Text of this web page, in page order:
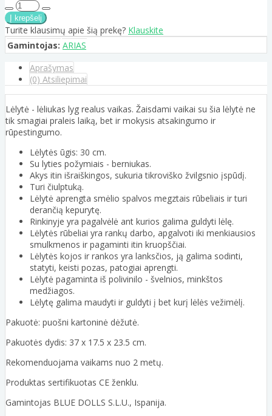
Turite klausimų apie šią prekę? Klauskite
Gamintojas: ARIAS
Aprašymas
(0) Atsiliepimai
Lėlytė - lėliukas lyg realus vaikas. Žaisdami vaikai su šia lėlytė ne
tik smagiai praleis laiką, bet ir mokysis atsakingumo ir
rūpestingumo.
Lėlytės ūgis: 30 cm.
Su lyties požymiais - berniukas.
Akys itin išraiškingos, sukuria tikroviško žvilgsnio įspūdį.
Turi čiulptuką.
Lėlytė aprengta smėlio spalvos megztais rūbeliais ir turi
derančią kepurytę.
Rinkinyje yra pagalvėlė ant kurios galima guldyti lėlę.
Lėlytės rūbeliai yra rankų darbo, apgalvoti iki menkiausios
smulkmenos ir pagaminti itin kruopščiai.
Lėlytės kojos ir rankos yra lanksčios, ją galima sodinti,
statyti, keisti pozas, patogiai aprengti.
Lėlytė pagaminta iš polivinilo - švelnios, minkštos
medžiagos.
Lėlytę galima maudyti ir guldyti į bet kurį lėlės vežimėlį.
Pakuotė: puošni kartoninė dėžutė.
Pakuotės dydis: 37 x 17.5 x 23.5 cm.
Rekomenduojama vaikams nuo 2 metų.
Produktas sertifikuotas CE ženklu.
Gamintojas BLUE DOLLS S.L.U., Ispanija.